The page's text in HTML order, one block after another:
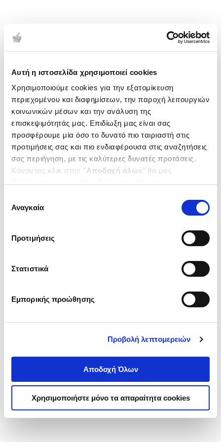
Αυτή η ιστοσελίδα χρησιμοποιεί cookies
Χρησιμοποιούμε cookies για την εξατομίκευση
περιεχομένου και διαφημίσεων, την παροχή λειτουργιών
κοινωνικών μέσων και την ανάλυση της
επισκεψιμότητάς μας. Επιδίωξη μας είναι σας
προσφέρουμε μία όσο το δυνατό πιο ταιριαστή στις
προτιμήσεις σας και πιο ενδιαφέρουσα στις αναζητήσεις
σας περιήγηση, με τις καλύτερες δυνατές προτάσεις.
Κάνοντας κλικ στην ‘’Αποδοχή όλων’’ θα μας
ενδιαφέρουν και να επιλέξετε από τα παρακάτω με την
΄΄και να ενημερωθείτε σχετικά με
συγκατάθεσης
Αναγκαία
Προτιμήσεις
Στατιστικά
Εμπορικής προώθησης
Προβολή λεπτομερειών
Αποδοχή Όλων
Χρησιμοποιήστε μόνο τα απαραίτητα cookies